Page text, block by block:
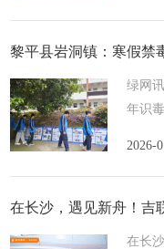
招推
黎平县岩洞镇：寒假禁
绿网
年识
安度
2026-
在长沙，遇见新舟！吉
在长